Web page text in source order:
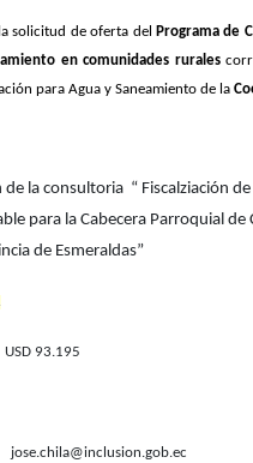
solicitud de oferta del
Programa de
en comunidades rurales
para Agua y Saneamiento de la
la consultoria “ Fiscalziación
para la Cabecera Parroquial de
de Esmeraldas”
93.195